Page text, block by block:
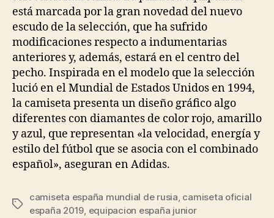
está marcada por la gran novedad del nuevo
escudo de la selección, que ha sufrido
modificaciones respecto a indumentarias
anteriores y, además, estará en el centro del
pecho. Inspirada en el modelo que la selección
lució en el Mundial de Estados Unidos en 1994,
la camiseta presenta un diseño gráfico algo
diferentes con diamantes de color rojo, amarillo
y azul, que representan «la velocidad, energía y
estilo del fútbol que se asocia con el combinado
español», aseguran en Adidas.
Etiquetas
camiseta españa mundial de rusia, camiseta oficial
españa 2019, equipacion españa junior